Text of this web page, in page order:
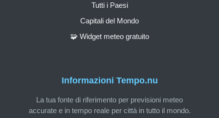
Informazioni Tempo.nu
La tua fonte di riferimento per previsioni meteo
accurate e in tempo reale per città in tutto il mondo.
Tutti i Paesi
Capitali del Mondo
🧩 Widget meteo gratuito